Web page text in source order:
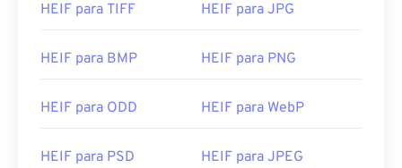
HEIF para TIFF HEIF para JPG
HEIF para BMP HEIF para PNG
HEIF para ODD HEIF para WebP
HEIF para PSD HEIF para JPEG